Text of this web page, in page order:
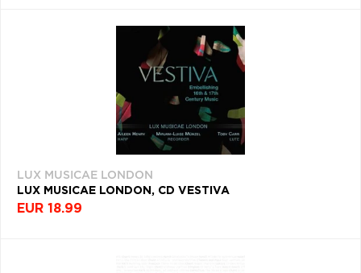
LUX MUSICAE LONDON
LUX MUSICAE LONDON, CD VESTIVA
EUR 18.99